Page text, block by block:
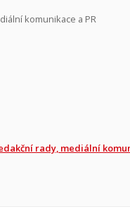
komunikace a PR
rady, mediální